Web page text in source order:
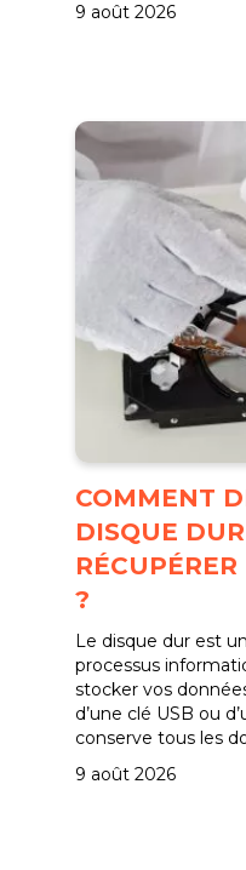
9 août 2026
COMMENT
DISQUE
?
Le disque dur est
processus
stocker vos
d’une clé USB ou
conserve tous les
9 août 2026